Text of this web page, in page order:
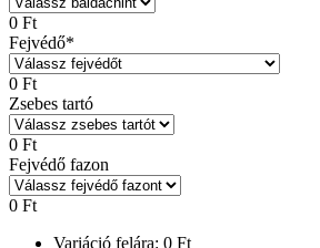
0 Ft
Fejvédő*
0 Ft
Zsebes tartó
0 Ft
Fejvédő fazon
0 Ft
Variáció felára: 0 Ft